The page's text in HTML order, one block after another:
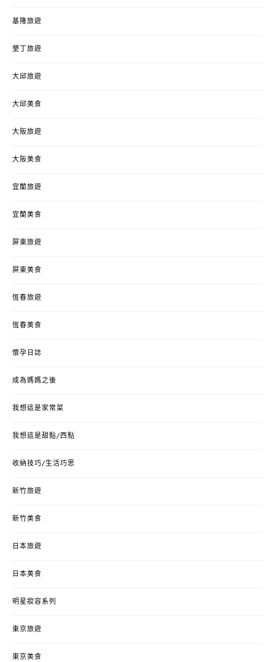
基隆旅遊
墾丁旅遊
大邱旅遊
大邱美食
大阪旅遊
大阪美食
宜蘭旅遊
宜蘭美食
屏東旅遊
屏東美食
恆春旅遊
恆春美食
懷孕日誌
成為媽媽之後
我想這是家常菜
我想這是甜點/西點
收納技巧/生活巧思
新竹旅遊
新竹美食
日本旅遊
日本美食
明星妝容系列
東京旅遊
東京美食